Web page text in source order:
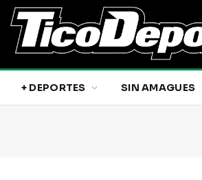
+ DEPORTES SIN AMAGUES